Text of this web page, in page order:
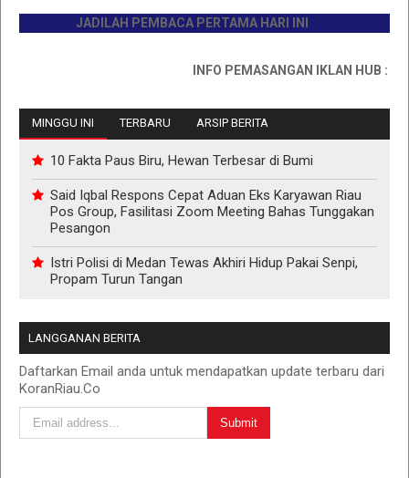
JADILAH PEMBACA PERTAMA HARI INI
INFO PEMASANGAN IKLAN HUB :
MINGGU INI TERBARU ARSIP BERITA
10 Fakta Paus Biru, Hewan Terbesar di Bumi
Said Iqbal Respons Cepat Aduan Eks Karyawan Riau
Pos Group, Fasilitasi Zoom Meeting Bahas Tunggakan
Pesangon
Istri Polisi di Medan Tewas Akhiri Hidup Pakai Senpi,
Propam Turun Tangan
LANGGANAN BERITA
Daftarkan Email anda untuk mendapatkan update terbaru dari
KoranRiau.Co